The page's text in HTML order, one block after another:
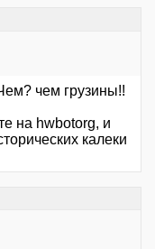
чем грузины!!
на hwbotorg, и
калеки